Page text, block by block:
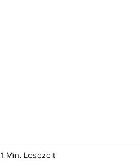
1 Min. Lesezeit